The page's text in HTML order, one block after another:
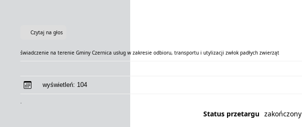
Czytaj na głos
świadczenie na terenie Gminy Czernica usług w zakresie odbioru, transportu i utylizacji zwłok padłych zwierząt
wyświetleń: 104
Status przetargu zakończony